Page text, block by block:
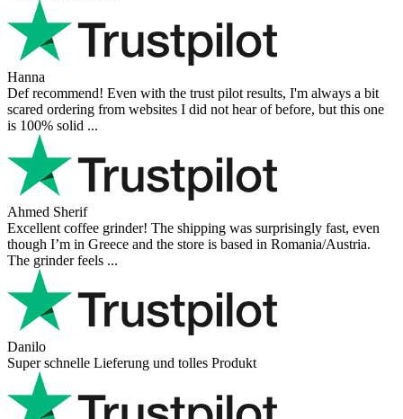
Hanna
Def recommend! Even with the trust pilot results, I'm always a bit
scared ordering from websites I did not hear of before, but this one
is 100% solid ...
Ahmed Sherif
Excellent coffee grinder! The shipping was surprisingly fast, even
though I’m in Greece and the store is based in Romania/Austria.
The grinder feels ...
Danilo
Super schnelle Lieferung und tolles Produkt